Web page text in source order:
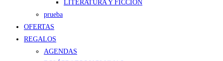
LITERATURA Y FICCIÓN
prueba
OFERTAS
REGALOS
AGENDAS